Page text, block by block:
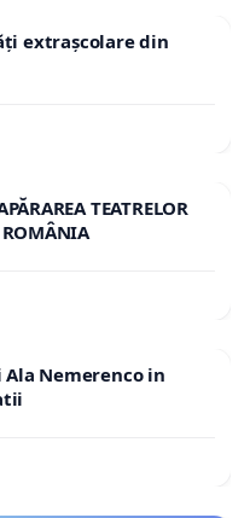
extrașcolare din
TEATRELOR
ROMÂNIA
Nemerenco in